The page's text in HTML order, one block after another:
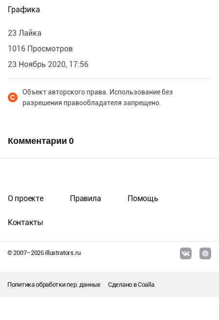
Графика
23 Лайка
1016 Просмотров
23 Ноябрь 2020, 17:56
Объект авторского права. Использование без
разрешения правообладателя запрещено.
Комментарии 0
© 2007–2026illustrators.ru
О проекте Правила Помощь
Контакты
Политика обработки пер. данных Сделано вCoalla